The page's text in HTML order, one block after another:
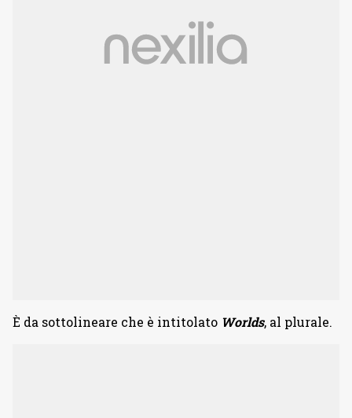
È da sottolineare che è intitolato Worlds, al plurale.